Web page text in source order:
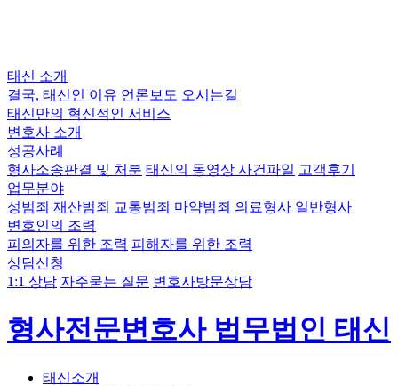
태신 소개
결국, 태신인 이유 언론보도 오시는길
태신만의 혁신적인 서비스
변호사 소개
성공사례
형사소송판결 및 처분 태신의 동영상 사건파일 고객후기
업무분야
성범죄 재산범죄 교통범죄 마약범죄 의료형사 일반형사
변호인의 조력
피의자를 위한 조력 피해자를 위한 조력
상담신청
1:1 상담 자주묻는 질문 변호사방문상담
형사전문변호사 법무법인 태신
태신소개